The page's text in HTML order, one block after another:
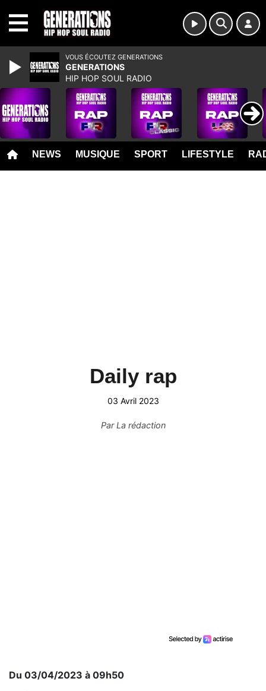
NEWS MUSIQUE SPORT LIFESTYLE
Daily rap
03 Avril 2023
ParLa rédaction
Du 03/04/2023 à 09h50
VOUS ÉCOUTEZ GENERATIONS
GENERATIONS
HIP HOP SOUL RADIO